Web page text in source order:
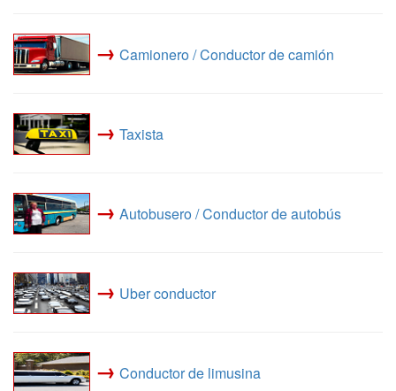
→ Camionero / Conductor de camión
→ Taxista
→ Autobusero / Conductor de autobús
→ Uber conductor
→ Conductor de limusina